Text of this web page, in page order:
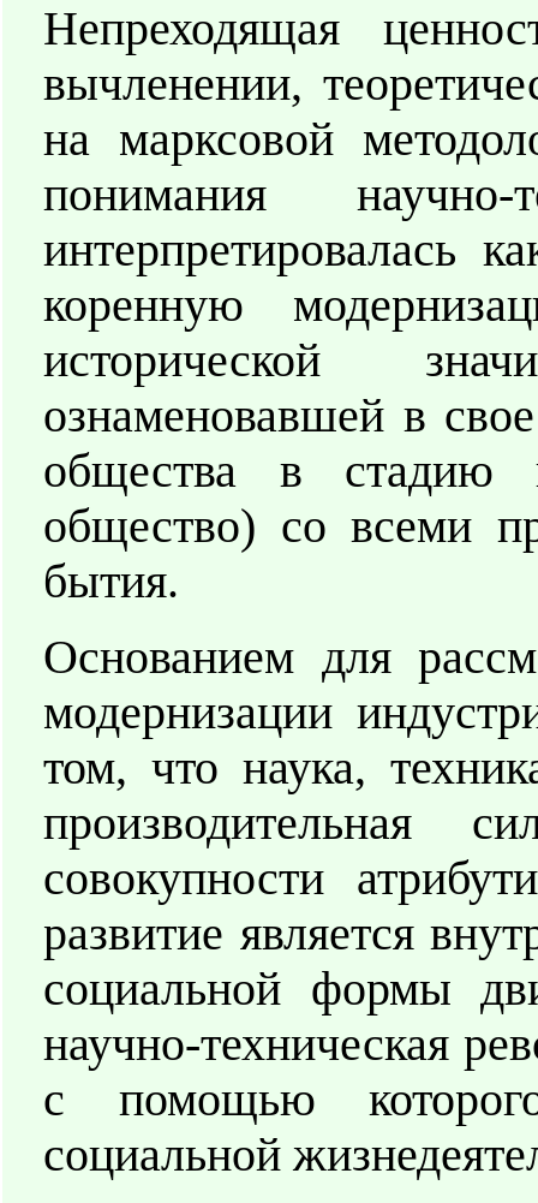
Непреходящая
вычленении,
на марксовой
понимания
интерпретировалась
коренную
исторической
ознаменовавшей в
общества в стадию
общество) со всеми
бытия.
Основанием для
модернизации
том, что наука,
производительная
совокупности
развитие является
социальной формы
научно-техническая
с помощью
социальной